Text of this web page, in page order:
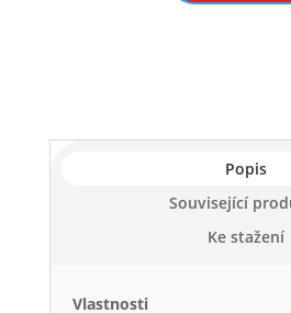
Popis
Související
Ke stažení
Vlastnosti